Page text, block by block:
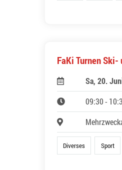
FaKi Turnen
Sa, 20.
09:30 -
Diverses Sport